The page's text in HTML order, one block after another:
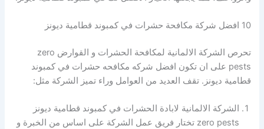
10 افضل شركة مكافحة حشرات في كمبوند قطامية ديونز
تحرص الشركة الالمانية لمكافحة الحشرات و القوارض zero
pests على ان تكون افضل شركه مكافحه حشرات في كمبوند
قطامية ديونز. تقف العديد من العوامل وراء تميز الشركة مثل:
الشركة الالمانية لابادة الحشرات في كمبوند قطامية ديونز
zero pests تختار فريق عمل الشركة على اساس من الخبرة و